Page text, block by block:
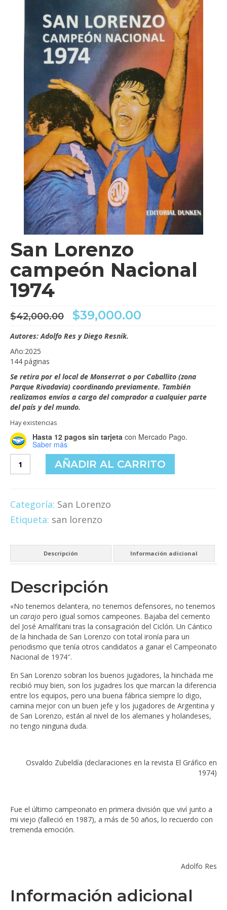
Videos
Tienda
San Lorenzo
campeón Nacional
1974
$42,000.00 El
precio
original
era:
$39,000.00
Autores: Adolfo Res y Diego Resnik.
Año:2025
144 páginas
Se retira por el local de Monserrat o por Caballito (zona
Parque Rivadavia) coordinando previamente. También
realizamos envíos a cargo del comprador a cualquier parte
del país y del mundo.
Hay existencias
Hasta 12 pagos sin tarjeta con Mercado Pago.
Saber más
Lorenzo
1974
cantidad
AÑADIR AL CARRITO
Categoría: San Lorenzo
Etiqueta: san lorenzo
Descripción Información adicional
Descripción
«No tenemos delantera, no tenemos defensores, no tenemos
un carajo pero igual somos campeones. Bajaba del cemento
del José Amalfitani tras la consagración del Ciclón. Un Cántico
de la hinchada de San Lorenzo con total ironía para un
periodismo que tenía otros candidatos a ganar el Campeonato
Nacional de 1974″.
En San Lorenzo sobran los buenos jugadores, la hinchada me
recibió muy bien, son los jugadres los que marcan la diferencia
entre los equipos, pero una buena fábrica siempre lo digo,
camina mejor con un buen jefe y los jugadores de Argentina y
de San Lorenzo, están al nivel de los alemanes y holandeses,
no tengo ninguna duda.
Osvaldo Zubeldía (declaraciones en la revista El Gráfico en
1974)
Fue el último campeonato en primera división que viví junto a
mi viejo (falleció en 1987), a más de 50 años, lo recuerdo con
tremenda emoción.
Adolfo Res
Información adicional